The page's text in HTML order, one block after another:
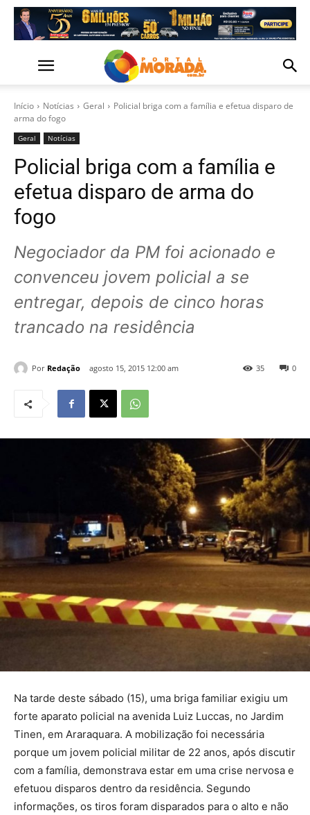
Início Notícias Geral
Policial briga com a família e efetua disparo de
arma do fogo
Geral Notícias
Policial briga com a família e
efetua disparo de arma do
fogo
Negociador da PM foi acionado e
convenceu jovem policial a se
entregar, depois de cinco horas
trancado na residência
Por Redação agosto 15, 2015 12:00 am 0
35
Na tarde deste sábado (15), uma briga familiar exigiu um
forte aparato policial na avenida Luiz Luccas, no Jardim
Tinen, em Araraquara. A mobilização foi necessária
porque um jovem policial militar de 22 anos, após discutir
com a família, demonstrava estar em uma crise nervosa e
efetuou disparos dentro da residência. Segundo
informações, os tiros foram disparados para o alto e não